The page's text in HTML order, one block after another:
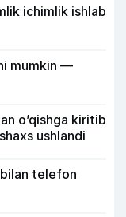
ichimlik ishlab
mumkin —
o’qishga kiritib
ushlandi
telefon